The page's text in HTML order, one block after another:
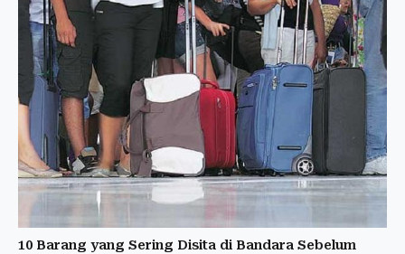
10 Barang yang Sering Disita di Bandara Sebelum